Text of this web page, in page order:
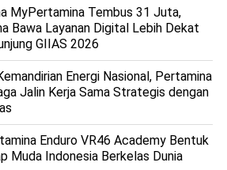
MyPertamina Tembus 31 Juta,
Bawa Layanan Digital Lebih Dekat
GIIAS 2026
Energi Nasional, Pertamina
Jalin Kerja Sama Strategis dengan
Enduro VR46 Academy Bentuk
Muda Indonesia Berkelas Dunia